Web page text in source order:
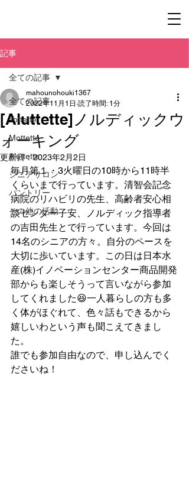
記事
全ての記事
Yottette
Mottette
Aluttette
シニアサロン
パントリー
その他の活動
全ての記事
[Aluttette]ノルディックウ
ォーキング
mahounohouki1367
2022年11月1日 読了時間: 1分
更新日：2023年2月2日
毎月第１・3火曜日の10時から11時半
くらいまで行っています。清智会記念
病院のリハビリの先生、高齢者安心相
談センター子安、ノルディック指導者
の吉田先生とで行っています。今回は
14名のシニアの方々。自分のペースを
大切に歩いています。この日は日本水
産(株)イノベーションセンター商品開発
部からも楽しそうって言いながら参加
してくれました😆一人暮らしの方も多
く体がほぐれて、色々話もできるから
嬉しいわという声も聞こえてきまし
た。
誰でも参加自由なので、申し込んでく
ださいね！